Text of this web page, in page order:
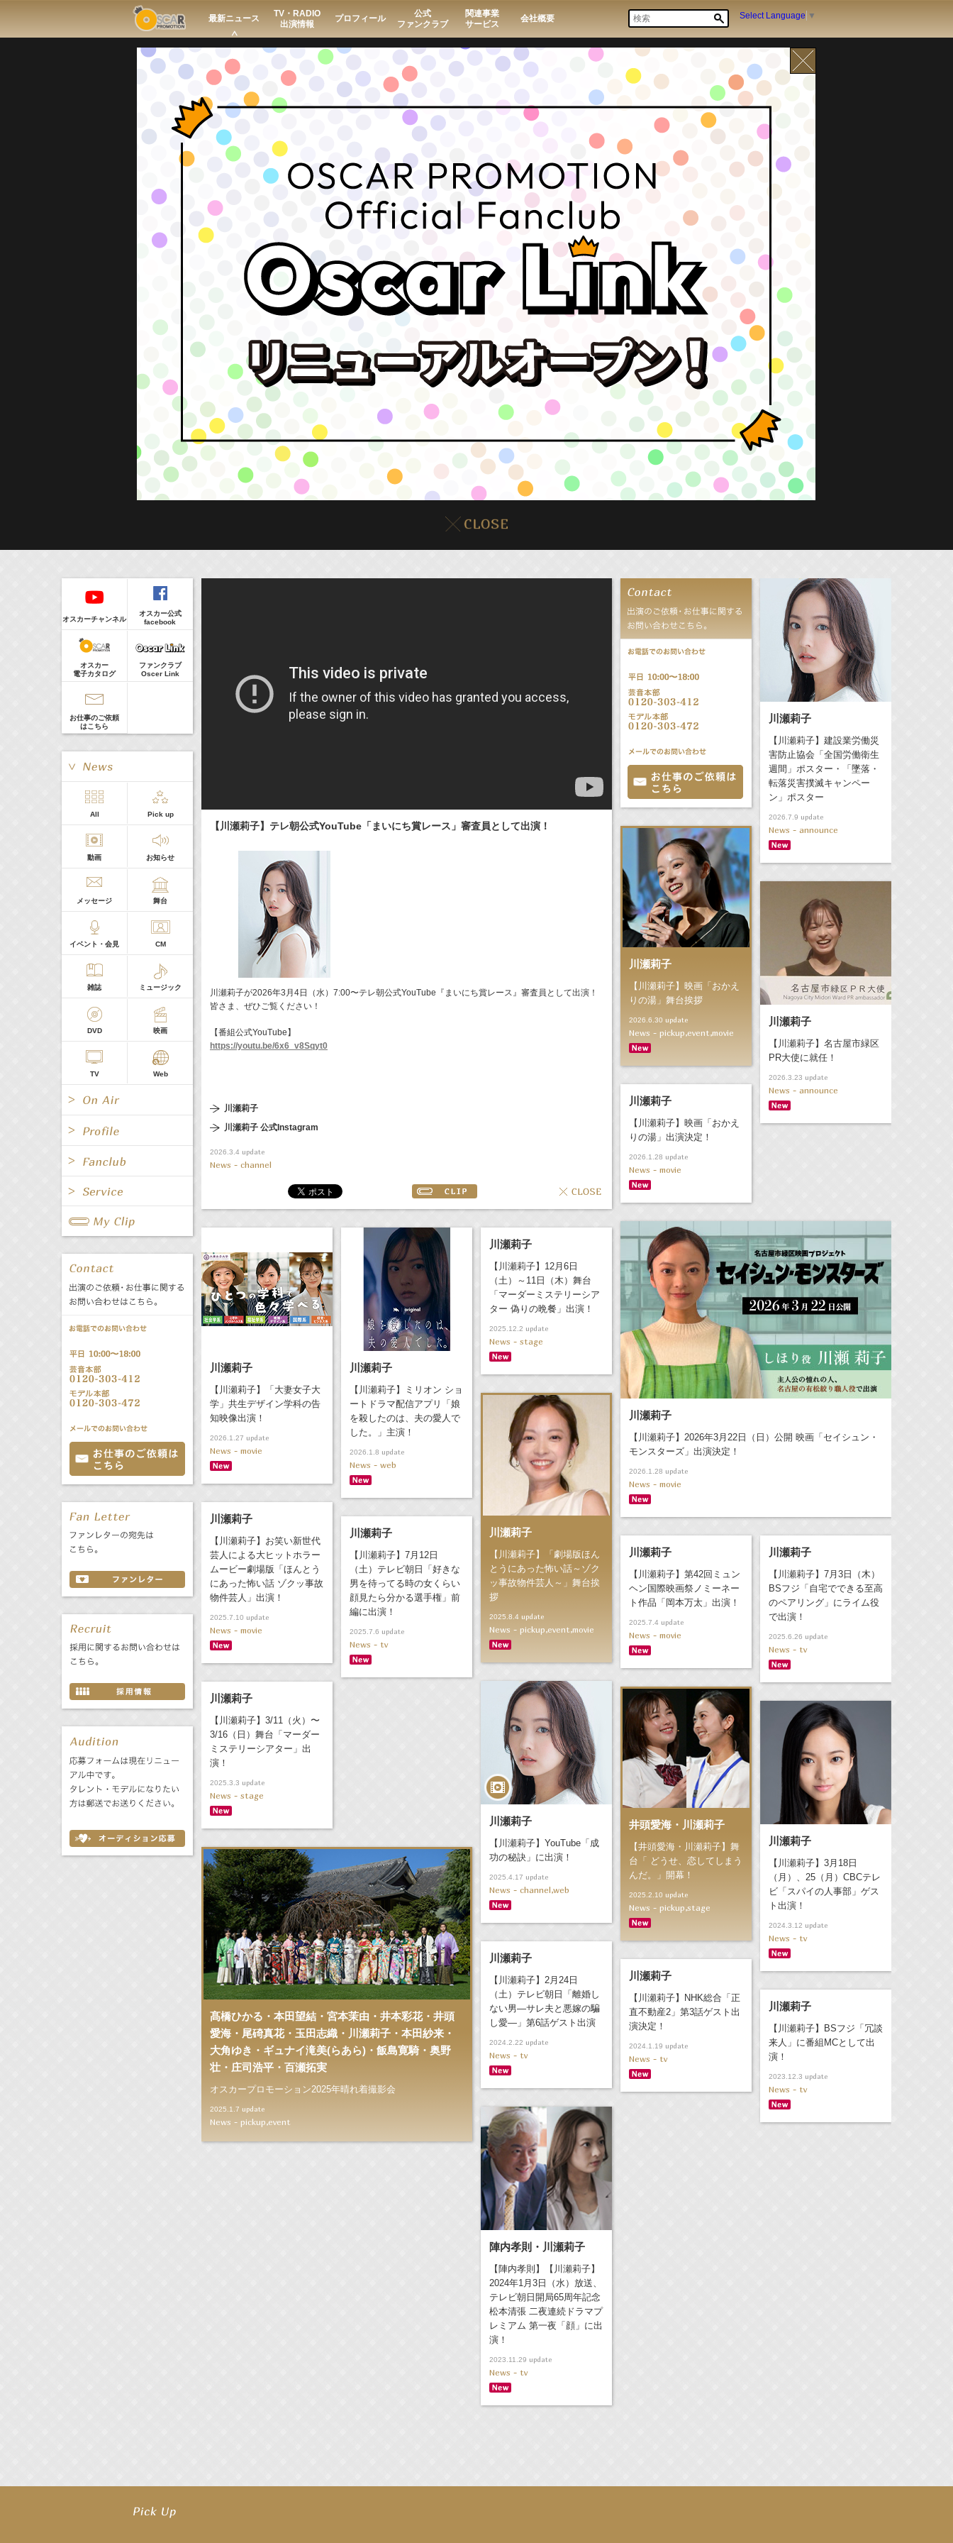
最新ニュース
TV・RADIO
出演情報
プロフィール
公式
ファンクラブ
関連事業
サービス
会社概要 Select Language ▼
8/8(Sat)
イベント
販売情報
17:55-18:00(Radio
ラジオドラマ「一建設presents おうちのはなし」
一泊家族
河北麻友子
宮﨑香蓮
藤田ニコルのニコニチ
> More
【川瀬莉子】テレ朝公式YouTube「まいにち賞レース」審査員として出演！
川瀬莉子が2026年3月4日（水）7:00〜テレ朝公式YouTube『まいにち賞レース』審査員として出演！
皆さま、ぜひご覧ください！
【番組公式YouTube】
https://youtu.be/6x6_v8Sqyt0
川瀬莉子
川瀬莉子 公式Instagram
2026.3.4 update
News - channel
川瀬莉子
【川瀬莉子】建設業労働災
害防止協会「全国労働衛生
週間」ポスター・「墜落・
転落災害撲滅キャンペー
ン」ポスター
2026.7.9 update
News - announce
川瀬莉子
【川瀬莉子】映画「おかえ
りの湯」舞台挨拶
2026.6.30 update
News - pickup,event,movie
川瀬莉子
【川瀬莉子】名古屋市緑区
PR大使に就任！
2026.3.23 update
News - announce
川瀬莉子
【川瀬莉子】映画「おかえ
りの湯」出演決定！
2026.1.28 update
News - movie
川瀬莉子
【川瀬莉子】2026年3月22日（日）公開 映画「セイシュン・
モンスターズ」出演決定！
2026.1.28 update
News - movie
川瀬莉子
【川瀬莉子】「大妻女子大
学」共生デザイン学科の告
知映像出演！
2026.1.27 update
News - movie
川瀬莉子
【川瀬莉子】ミリオン ショ
ートドラマ配信アプリ「娘
を殺したのは、夫の愛人で
した。」主演！
2026.1.8 update
News - web
川瀬莉子
【川瀬莉子】12月6日
（土）～11日（木）舞台
「マーダーミステリーシア
ター 偽りの晩餐」出演！
2025.12.2 update
News - stage
川瀬莉子
【川瀬莉子】「劇場版ほん
とうにあった怖い話～ゾク
ッ事故物件芸人～」舞台挨
拶
2025.8.4 update
News - pickup,event,movie
川瀬莉子
【川瀬莉子】お笑い新世代
芸人による大ヒットホラー
ムービー劇場版「ほんとう
にあった怖い話 ゾクッ事故
物件芸人」出演！
2025.7.10 update
News - movie
川瀬莉子
【川瀬莉子】7月12日
（土）テレビ朝日「好きな
男を待ってる時の女くらい
顔見たら分かる選手権」前
編に出演！
2025.7.6 update
News - tv
川瀬莉子
【川瀬莉子】第42回ミュン
ヘン国際映画祭ノミーネー
ト作品「岡本万太」出演！
2025.7.4 update
News - movie
川瀬莉子
【川瀬莉子】7月3日（木）
BSフジ「自宅でできる至高
のペアリング」にライム役
で出演！
2025.6.26 update
News - tv
川瀬莉子
【川瀬莉子】YouTube「成
功の秘訣」に出演！
2025.4.17 update
News - channel,web
川瀬莉子
【川瀬莉子】3/11（火）〜
3/16（日）舞台「マーダー
ミステリーシアター」出
演！
2025.3.3 update
News - stage
井頭愛海・川瀬莉子
【井頭愛海・川瀬莉子】舞
台「 どうせ、恋してしまう
んだ。」開幕！
2025.2.10 update
News - pickup,stage
髙橋ひかる・本田望結・宮本茉由・井本彩花・井頭
愛海・尾碕真花・玉田志織・川瀬莉子・本田紗来・
大角ゆき・ギュナイ滝美(らあら)・飯島寛騎・奥野
壮・庄司浩平・百瀬拓実
オスカープロモーション2025年晴れ着撮影会
2025.1.7 update
News - pickup,event
川瀬莉子
【川瀬莉子】3月18日
（月）、25（月）CBCテレ
ビ「スパイの人事部」ゲス
ト出演！
2024.3.12 update
News - tv
川瀬莉子
【川瀬莉子】2月24日
（土）テレビ朝日「離婚し
ない男―サレ夫と悪嫁の騙
し愛―」第6話ゲスト出演
2024.2.22 update
News - tv
川瀬莉子
【川瀬莉子】NHK総合「正
直不動産2」第3話ゲスト出
演決定！
2024.1.19 update
News - tv
川瀬莉子
【川瀬莉子】BSフジ「冗談
来人」に番組MCとして出
演！
2023.12.3 update
News - tv
陣内孝則・川瀬莉子
【陣内孝則】【川瀬莉子】
2024年1月3日（水）放送、
テレビ朝日開局65周年記念
松本清張 二夜連続ドラマプ
レミアム 第一夜「顔」に出
演！
2023.11.29 update
News - tv
オスカーチャンネル
オスカー公式
facebook
オスカー
電子カタログ
ファンクラブ
Oscer Link
お仕事のご依頼
はこちら
All Pick up
動画 お知らせ
メッセージ 舞台
イベント・会見 CM
雑誌 ミュージック
DVD 映画
TV Web
Radio
Radio
All 女優/タレント
グループ
キャスター/レポーター
バラエティ 声優
文化事業部 クリエイター
誕生日 8/8
あ か
さ
た
な
は
ま
や
ら
わ
All Fanclub Page
All 関連事業
公式サービス
【工藤綾乃】8月7日（金）スタート FOD SHORT『女優は毛穴まで嘘をつく』出演決定！
【笛木優子】8月13日（木）ドラマ『大空港〜GATE24〜』ゲスト出演決定！
Regular
本日の出演
５０音順